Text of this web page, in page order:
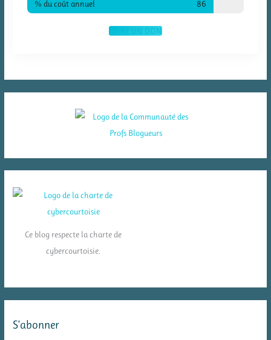
% du coût annuel 86
FAIRE UN DON
Ce blog respecte la charte de
cybercourtoisie.
S’abonner